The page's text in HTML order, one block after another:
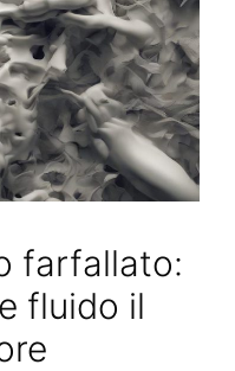
farfallato:
fluido il